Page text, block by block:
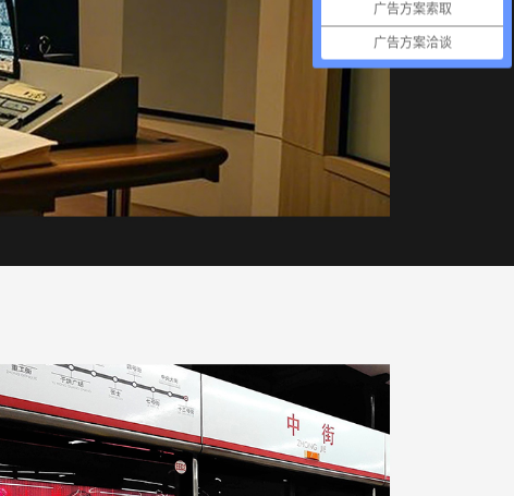
广告方案索取
广告方案洽谈